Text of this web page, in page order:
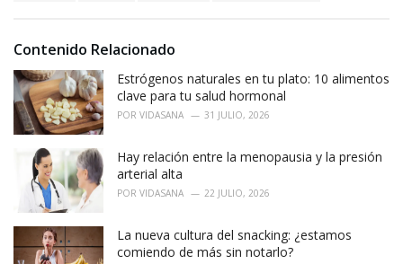
s
:
Contenido Relacionado
Estrógenos naturales en tu plato: 10 alimentos
clave para tu salud hormonal
POR VIDASANA 31 JULIO, 2026
Hay relación entre la menopausia y la presión
arterial alta
POR VIDASANA 22 JULIO, 2026
La nueva cultura del snacking: ¿estamos
comiendo de más sin notarlo?